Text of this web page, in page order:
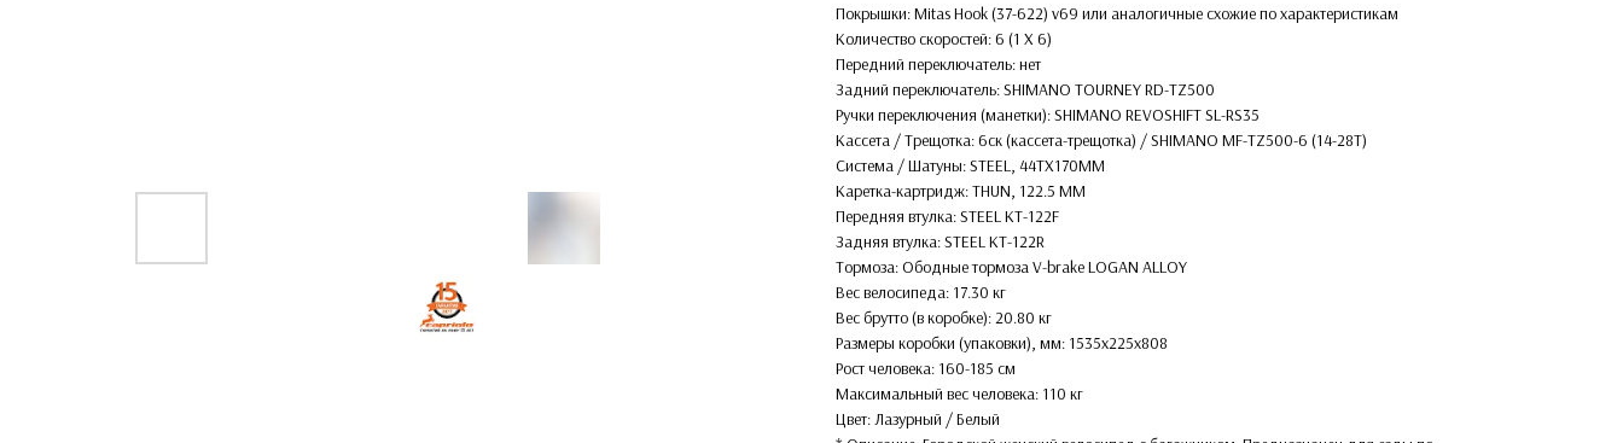
Покрышки: Mitas Hook (37-622) v69 или аналогичные схожие по характеристикам
Количество скоростей: 6 (1 X 6)
Передний переключатель: нет
Задний переключатель: SHIMANO TOURNEY RD-TZ500
Ручки переключения (манетки): SHIMANO REVOSHIFT SL-RS35
Кассета / Трещотка: 6ск (кассета-трещотка) / SHIMANO MF-TZ500-6 (14-28T)
Система / Шатуны: STEEL, 44TX170MM
Каретка-картридж: THUN, 122.5 MM
Передняя втулка: STEEL KT-122F
Задняя втулка: STEEL KT-122R
Тормоза: Ободные тормоза V-brake LOGAN ALLOY
Вес велосипеда: 17.30 кг
Вес брутто (в коробке): 20.80 кг
Размеры коробки (упаковки), мм: 1535x225x808
Рост человека: 160-185 см
Максимальный вес человека: 110 кг
Цвет: Лазурный / Белый